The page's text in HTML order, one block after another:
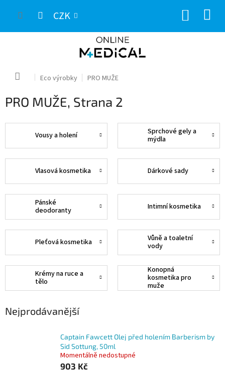
CZK
Domů Eco výrobky PRO MUŽE
PRO MUŽE, Strana 2
Vousy a holení
Sprchové gely a
mýdla
Vlasová kosmetika Dárkové sady
Pánské
deodoranty
Intimní kosmetika
Pleťová kosmetika
Vůně a toaletní
vody
Krémy na ruce a
tělo
Konopná
kosmetika pro
muže
Nejprodávanější
Captain Fawcett Olej před holením Barberism by
Sid Sottung, 50ml
Momentálně nedostupné
903 Kč